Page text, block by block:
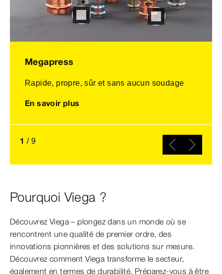
Megapress
Rapide, propre, sûr et sans aucun soudage
En savoir plus
1 / 9
Pourquoi Viega ?
Découvrez Viega – plongez dans un monde où se
rencontrent une qualité de premier ordre, des
innovations pionnières et des solutions sur mesure.
Découvrez comment Viega transforme le secteur,
également en termes de durabilité. Préparez-vous à être